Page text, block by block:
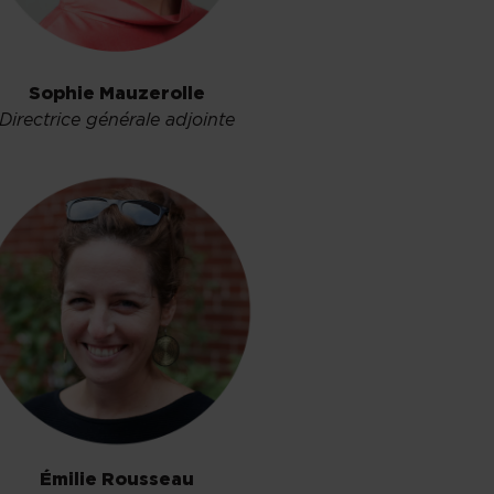
Sophie Mauzerolle
Directrice générale adjointe
Émilie Rousseau